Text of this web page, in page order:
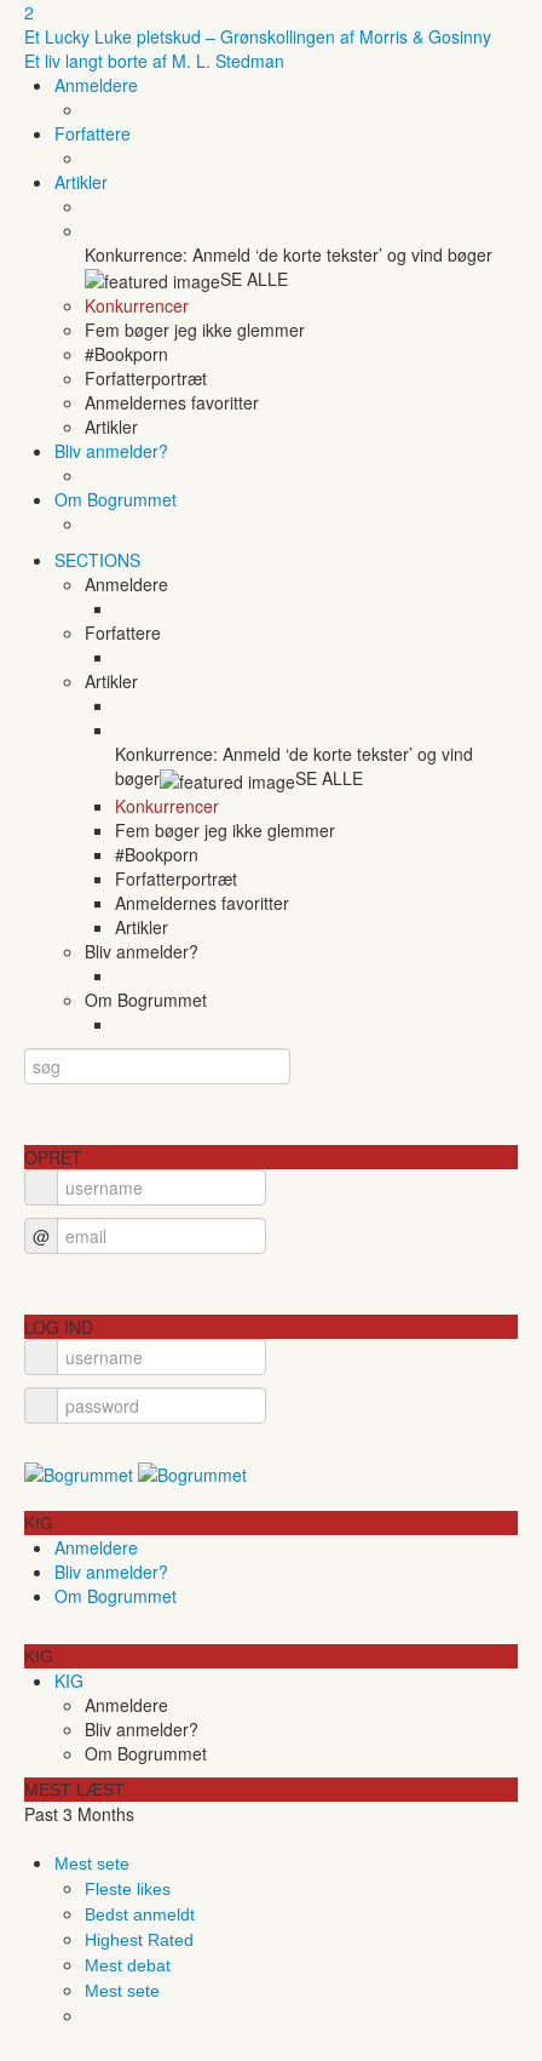
2
Et Lucky Luke pletskud – Grønskollingen af Morris & Gosinny
Et liv langt borte af M. L. Stedman
Anmeldere
Forfattere
Artikler
Konkurrence: Anmeld ‘de korte tekster’ og vind bøger
SE ALLE
Konkurrencer
Fem bøger jeg ikke glemmer
#Bookporn
Forfatterportræt
Anmeldernes favoritter
Artikler
Bliv anmelder?
Om Bogrummet
SECTIONS
Anmeldere
Forfattere
Artikler
Konkurrence: Anmeld ‘de korte tekster’ og vind
bøger
SE ALLE
Konkurrencer
Fem bøger jeg ikke glemmer
#Bookporn
Forfatterportræt
Anmeldernes favoritter
Artikler
Bliv anmelder?
Om Bogrummet
OPRET
@
LOG IND
KIG
Anmeldere
Bliv anmelder?
Om Bogrummet
KIG
KIG
Anmeldere
Bliv anmelder?
Om Bogrummet
MEST LÆST
Past 3 Months
Mest sete
Fleste likes
Bedst anmeldt
Highest Rated
Mest debat
Mest sete